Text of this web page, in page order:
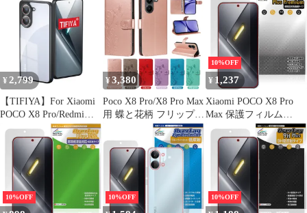
ミー ポコ プロ 液晶保
護 目に優しい ブルーラ
イトカット
¥ 2,799
【TIFIYA】For Xiaomi
POCO X8 Pro/Redmi
Turbo5 用 ケース クリ
ア TPU+PC素材 落下防
止 ビジネス/通勤/シン
プル redmi turbo5 ケー
ス ハード 耐衝撃 軽量
耐久性 黄変防止 poco
x8 pro
¥3,380
Poco X8 Pro/X8 Pro Max
用 蝶と花柄 フリップレ
10%OFF
¥ 1,237
Xiaomi POCO X8 Pro
Max 保護フィルム
OverLay Plus Premium
for シャオミー ポコ プ
ロ マックス アンチグレ
ア 反射防止 高透過 指
紋防止
10%OFF 10%OFF 10%OFF